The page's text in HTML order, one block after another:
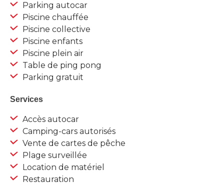
Parking autocar
Piscine chauffée
Piscine collective
Piscine enfants
Piscine plein air
Table de ping pong
Parking gratuit
Services
Accès autocar
Camping-cars autorisés
Vente de cartes de pêche
Plage surveillée
Location de matériel
Restauration